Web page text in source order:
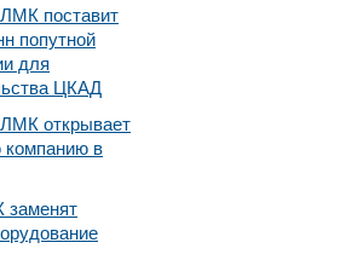
поставит
попутной
для
ЦКАД
открывает
компанию в